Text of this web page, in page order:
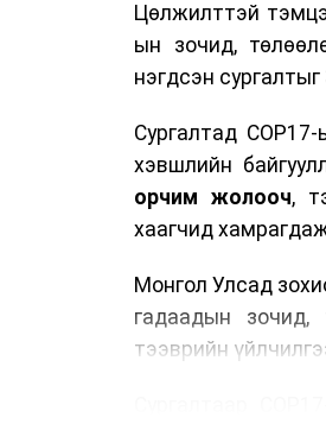
Цөлжилттэй
ын зочид,
нэгдсэн
Сургалтад
хэвшлийн
орчим жолооч,
хаагчид
Монгол Улсад
гадаадын зочид,
тээврийн